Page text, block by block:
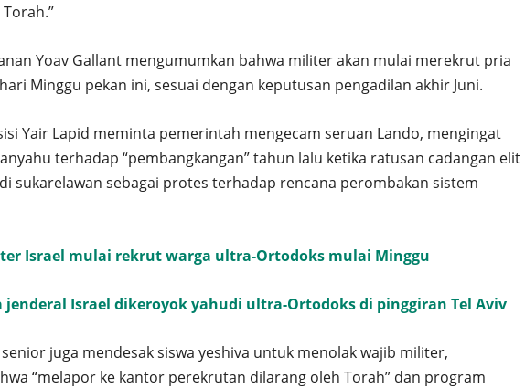
Yoav Gallant mengumumkan bahwa militer akan mulai merekrut pria
Minggu pekan ini, sesuai dengan keputusan pengadilan akhir Juni.
Yair Lapid meminta pemerintah mengecam seruan Lando, mengingat
terhadap “pembangkangan” tahun lalu ketika ratusan cadangan elit
sukarelawan sebagai protes terhadap rencana perombakan sistem
Israel mulai rekrut warga ultra-Ortodoks mulai Minggu
jenderal Israel dikeroyok yahudi ultra-Ortodoks di pinggiran Tel Aviv
juga mendesak siswa yeshiva untuk menolak wajib militer,
“melapor ke kantor perekrutan dilarang oleh Torah” dan program